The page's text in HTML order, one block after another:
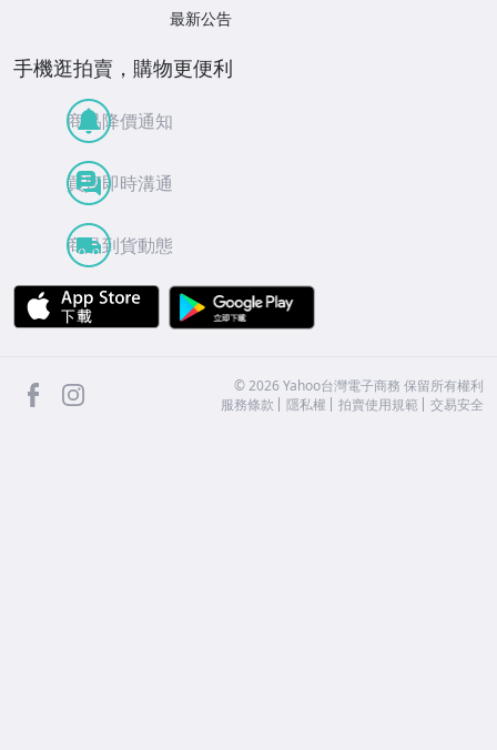
最新公告
手機逛拍賣，購物更便利
商品降價通知
買賣即時溝通
商品到貨動態
APP Store
facebook ©2026 Yahoo台灣電子商務 保留所有權利
服務條款
隱私權 拍賣使用規範 交易安全